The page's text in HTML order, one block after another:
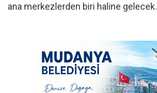
ana merkezlerden biri haline gelecek.